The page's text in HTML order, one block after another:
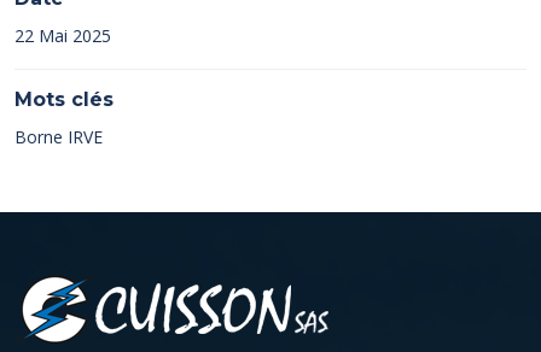
22 Mai 2025
Mots clés
Borne IRVE